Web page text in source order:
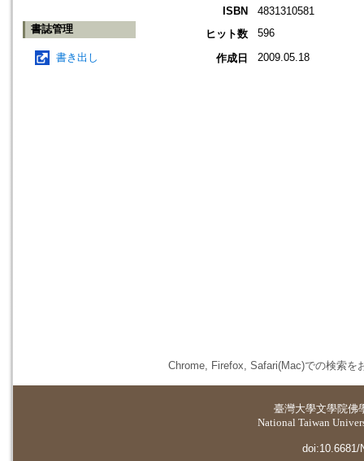
書誌管理
書き出し
ISBN
4831310581
ヒット数
596
作成日 2009.05.18
Chrome, Firefox, Safari(Mac)での検索を
臺灣大學文學院佛
National Taiwan
doi:10.6681/